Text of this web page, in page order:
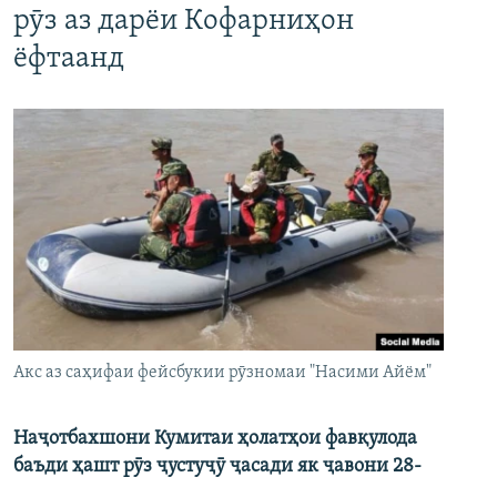
рӯз аз дарёи Кофарниҳон
ёфтаанд
Акс аз саҳифаи фейсбукии рӯзномаи "Насими Айём"
Наҷотбахшони Кумитаи ҳолатҳои фавқулода
баъди ҳашт рӯз ҷустуҷӯ ҷасади як ҷавони 28-